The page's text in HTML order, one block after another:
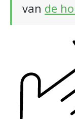
van de